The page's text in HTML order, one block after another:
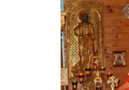
процветал мир
Ребята,
что всякое
с молитвы
священник. Во
дети собирали